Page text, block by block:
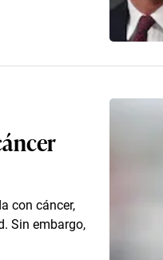
con cáncer,
Sin embargo,